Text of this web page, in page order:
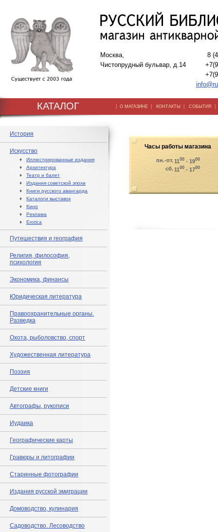
Москва,
Чистопрудный бульвар, д.14
8
КАТАЛОГ | О МАГАЗИНЕ | КОНТАКТЫ | СОБЫТИЯ
История
Искусство
♦ Иллюстрированные издания
♦ Архитектура
♦ Театр и балет
♦ Издания советской эпохи
♦ Книги русского авангарда
♦ Каталоги выставок
♦ Кино
♦ Реклама
♦ Erotica
Путешествия и география
Религия, философия,
психология
Экономика, финансы
Юридическая литература
Правоохранительные органы.
Разведка
Охота, рыболовство, спорт
Художественная литература
Поэзия
Детские книги
Автографы, рукописи
Иудаика
Географические карты
Гравюры и литографии
Старинные фотографии
Издания русской эмиграции
Домоводство, кулинария
Садоводство. Лесоводство
Часы работы магазина
пн.-пт.1100 - 1900
сб.1100 - 1700